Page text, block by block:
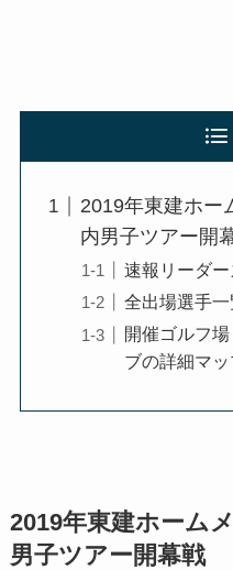
2019年東建ホー
内男子ツアー開
速報リーダ
全出場選手
開催ゴルフ
ブの詳細マ
2019年東建ホーム
男子ツアー開幕戦